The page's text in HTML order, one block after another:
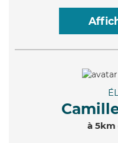
à 5km